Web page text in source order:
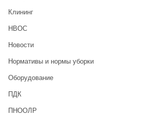
Клининг
НВОС
Новости
Нормативы и нормы уборки
Оборудование
ПДК
ПНООЛР